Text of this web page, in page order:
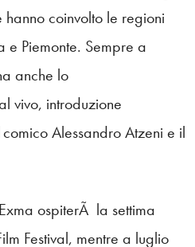
coinvolto le regioni
e Piemonte. Sempre a
anche lo
vivo, introduzione
Alessandro Atzeni e il
ospiterÃ la settima
Festival, mentre a luglio